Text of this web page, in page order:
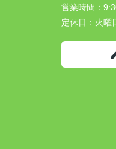
営業時間：
定休日： 火曜